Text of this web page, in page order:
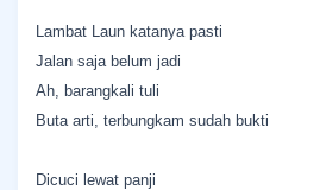
Lambat Laun katanya pasti
Jalan saja belum jadi
Ah, barangkali tuli
Buta arti, terbungkam sudah bukti
Dicuci lewat panji